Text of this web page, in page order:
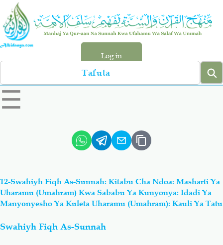
Skip
main
content
Log in
Search
left
sidebar
☰
Hadiyth
Aqiydah Manhaj
12-Swahiyh Fiqh As-Sunnah: Kitabu Cha Ndoa: Masharti Ya
Uharamu (Umahram) Kwa Sababu Ya Kunyonya: Idadi Ya
Manyonyesho Ya Kuleta Uharamu (Umahram): Kauli Ya Tatu
Swahiyh Fiqh As-Sunnah